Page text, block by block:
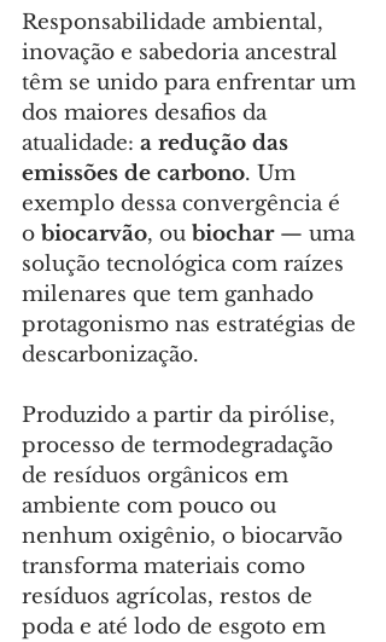
Responsabilidade ambiental,
inovação e sabedoria ancestral
têm se unido para enfrentar um
dos maiores desafios da
atualidade: a redução das
emissões de carbono. Um
exemplo dessa convergência é
o biocarvão, ou biochar — uma
solução tecnológica com raízes
milenares que tem ganhado
protagonismo nas estratégias de
descarbonização.
Produzido a partir da pirólise,
processo de termodegradação
de resíduos orgânicos em
ambiente com pouco ou
nenhum oxigênio, o biocarvão
transforma materiais como
resíduos agrícolas, restos de
poda e até lodo de esgoto em